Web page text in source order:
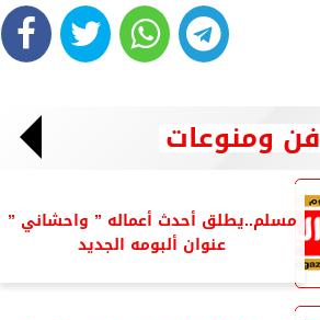
فن ومنوعات
مسلم..يطلق أحدث أعماله ” واحشاني ”
عنوان ألبومه الجديد